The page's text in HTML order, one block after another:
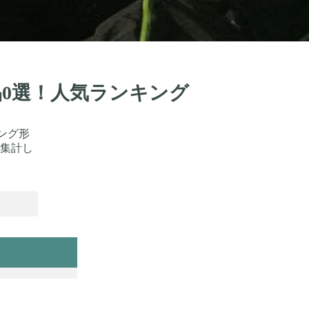
選！人気ランキング
グ形
計し